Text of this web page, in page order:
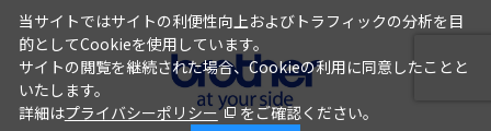
当サイトではサイトの利便性向上およびトラフィックの分析を目
的としてCookieを使用しています。
サイトの閲覧を継続された場合、Cookieの利用に同意したことと
いたします。
詳細はプライバシーポリシー をご確認ください。